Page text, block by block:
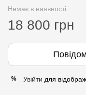
Немає в наявності
18 800 грн
% Увійти для